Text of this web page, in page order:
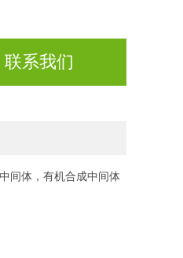
联系我们
间体，有机合成中间体